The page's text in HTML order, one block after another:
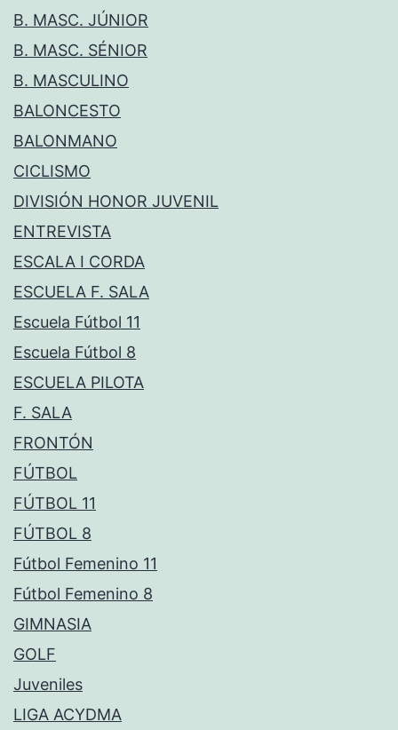
B. MASC. JÚNIOR
B. MASC. SÉNIOR
B. MASCULINO
BALONCESTO
BALONMANO
CICLISMO
DIVISIÓN HONOR JUVENIL
ENTREVISTA
ESCALA I CORDA
ESCUELA F. SALA
Escuela Fútbol 11
Escuela Fútbol 8
ESCUELA PILOTA
F. SALA
FRONTÓN
FÚTBOL
FÚTBOL 11
FÚTBOL 8
Fútbol Femenino 11
Fútbol Femenino 8
GIMNASIA
GOLF
Juveniles
LIGA ACYDMA